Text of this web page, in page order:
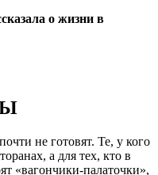
не готовят. Те, у кого
а для тех, кто в
«вагончики-палаточки»,